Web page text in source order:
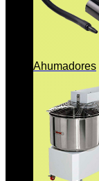
Ahumadores